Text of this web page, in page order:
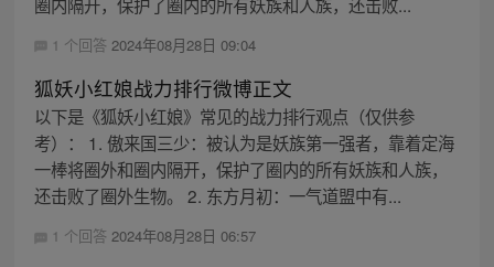
1 个回答 2024年08月28日 09:04
狐妖小红娘战力排行微博正文
以下是《狐妖小红娘》常见的战力排行观点（仅供参
考）： 1. 傲来国三少：被认为是妖族第一强者，靠着定海
一棒将圈外和圈内隔开，保护了圈内的所有妖族和人族，
还击败了圈外生物。 2. 东方月初：一气道盟中有...
1 个回答 2024年08月28日 06:57